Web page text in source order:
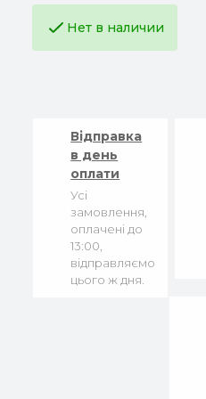
Нет в наличии
Відправка
в день
оплати
Усі
замовлення,
оплачені до
13:00,
відправляємо
цього ж дня.